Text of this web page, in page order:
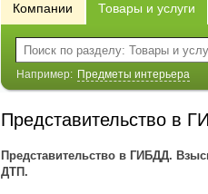
Компании Товары и услуги
Например: Предметы интерьера
Представительство в
Представительство в ГИБДД.
ДТП.